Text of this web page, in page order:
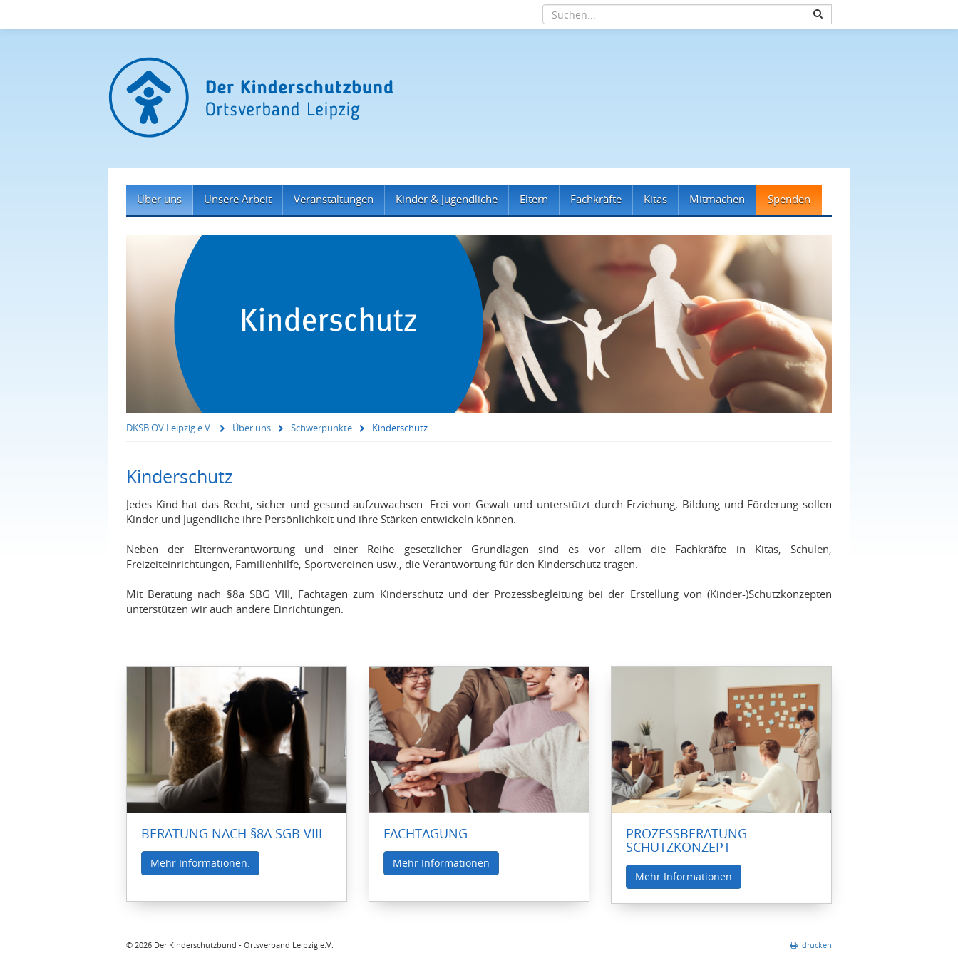
Über uns Unsere Arbeit Veranstaltungen Kinder & Jugendliche Eltern Fachkräfte Kitas Mitmachen Spenden
DKSB OV Leipzig e.V. Über uns Schwerpunkte Kinderschutz
Kinderschutz
Jedes Kind hat das Recht, sicher und gesund aufzuwachsen. Frei von Gewalt und unterstützt durch Erziehung, Bildung und Förderung sollen
Kinder und Jugendliche ihre Persönlichkeit und ihre Stärken entwickeln können.
Neben der Elternverantwortung und einer Reihe gesetzlicher Grundlagen sind es vor allem die Fachkräfte in Kitas, Schulen,
Freizeiteinrichtungen, Familienhilfe, Sportvereinen usw., die Verantwortung für den Kinderschutz tragen.
Mit Beratung nach §8a SBG VIII, Fachtagen zum Kinderschutz und der Prozessbegleitung bei der Erstellung von (Kinder-)Schutzkonzepten
unterstützen wir auch andere Einrichtungen.
BERATUNG NACH §8A SGB VIII
Mehr Informationen.
FACHTAGUNG
Mehr Informationen
PROZESSBERATUNG
SCHUTZKONZEPT
Mehr Informationen
© 2026 Der Kinderschutzbund - Ortsverband Leipzig e.V. drucken